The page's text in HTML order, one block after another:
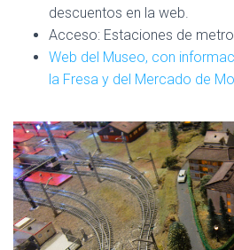
descuentos en la web.
Acceso: Estaciones de
Web del Museo, con
la Fresa y del Mercado de